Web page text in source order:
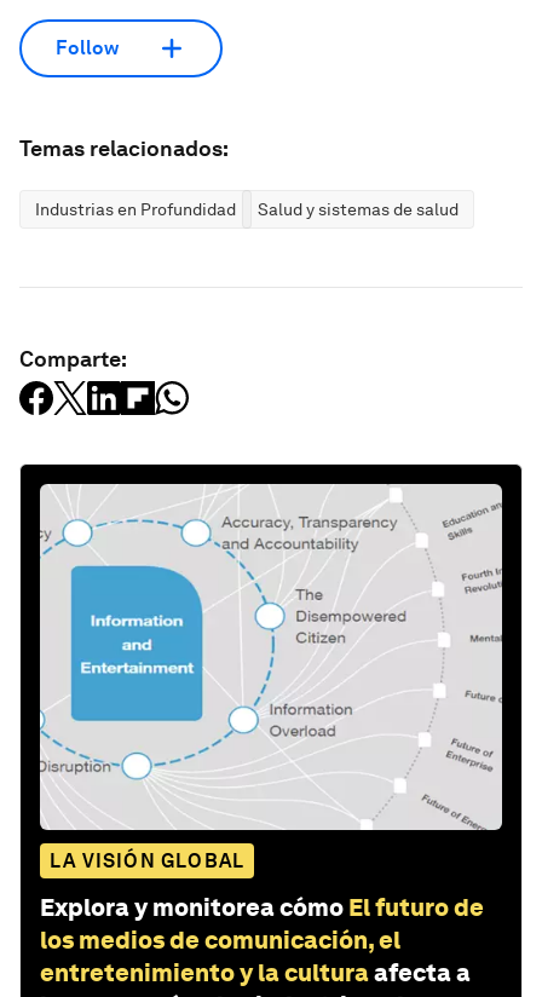
Follow
Temas relacionados:
Industrias en Profundidad Salud y sistemas de salud
Comparte:
LA VISIÓN GLOBAL
Explora y monitorea cómo El futuro de
los medios de comunicación, el
entretenimiento y la culturaafecta a